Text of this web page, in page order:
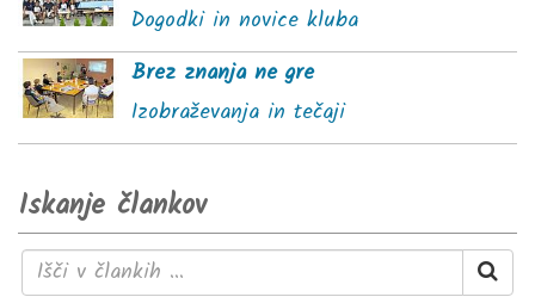
Dogodki in novice kluba
Brez znanja ne gre
Izobraževanja in tečaji
Iskanje člankov